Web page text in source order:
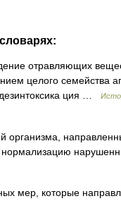
отравляющих
целого семейства
ция …
организма,
нормализацию
мер, которые